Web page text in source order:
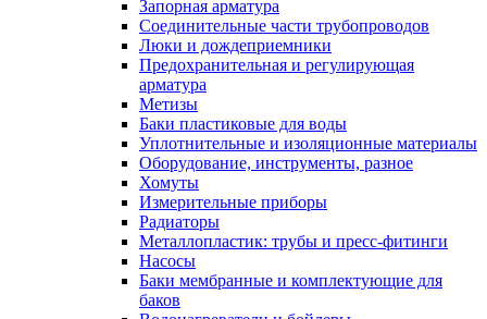
Запорная арматура
Соединительные части трубопроводов
Люки и дождеприемники
Предохранительная и регулирующая
арматура
Метизы
Баки пластиковые для воды
Уплотнительные и изоляционные материалы
Оборудование, инструменты, разное
Хомуты
Измерительные приборы
Радиаторы
Металлопластик: трубы и пресс-фитинги
Насосы
Баки мембранные и комплектующие для
баков